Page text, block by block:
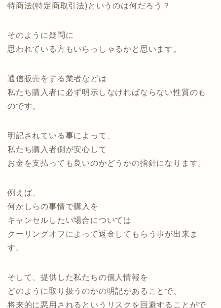
特商法(特定商取引法)というのは何だろう？
そのように疑問に
思われている方もいらっしゃるかと思います。
通信販売をする業者などは
私たち購入者に必ず明示しなければならない性質のも
のです。
明記されている事によって、
私たち購入者側が安心して
お金を支払っても良いのかどうかの指針になります。
例えば、
何かしらの事情で購入を
キャンセルしたい場合については
クーリングオフによって返金してもらう事が出来ま
す。
そして、提供した私たちの個人情報を
どのように取り扱うのかの明記があることで、
将来的に悪用されるというリスクを回避することがで